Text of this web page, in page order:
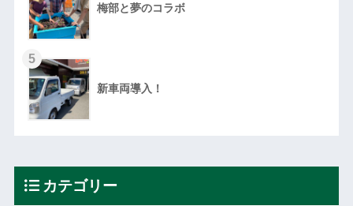
梅部と夢のコラボ
5
新車両導入！
カテゴリー